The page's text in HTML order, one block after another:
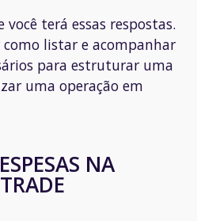
terá essas respostas.
como listar e acompanhar
para estruturar uma
uma operação em
NA